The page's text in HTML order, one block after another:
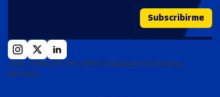
Subscribirme
Avda. Carrilet 293-297, 08907, L'Hospitalet de Llobregat,
Barcelona